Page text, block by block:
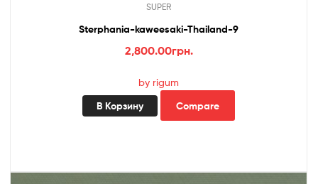
SUPER
Sterphania-kaweesaki-Thailand-9
2,800.00грн.
by rigum
В Корзину Compare